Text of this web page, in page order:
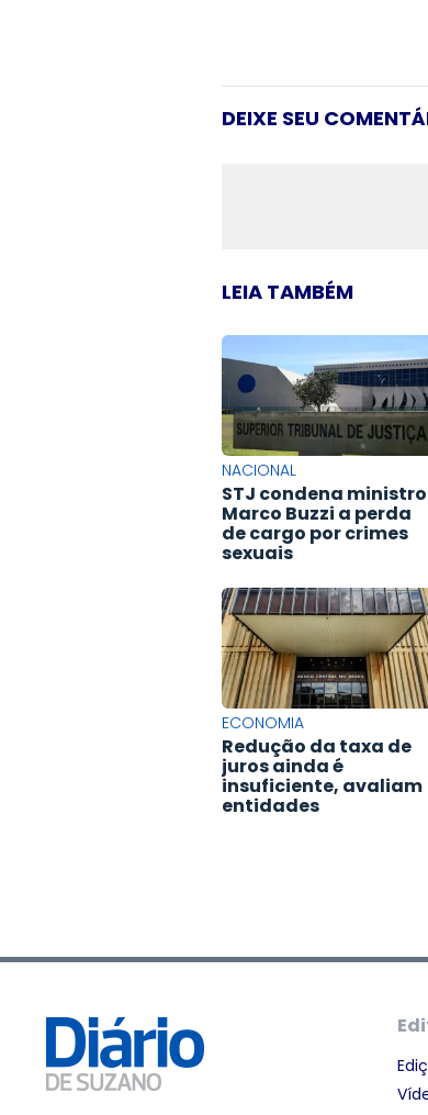
DEIXE SEU
LEIA TAMBÉM
NACIONAL
STJ condena ministro
Marco Buzzi a perda
de cargo por crimes
sexuais
ECONOMIA
Redução da taxa de
juros ainda é
insuficiente, avaliam
entidades